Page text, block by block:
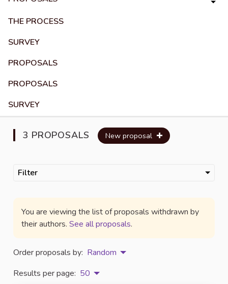
THE PROCESS
SURVEY
PROPOSALS
PROPOSALS
SURVEY
3 PROPOSALS New proposal
Filter
You are viewing the list of proposals withdrawn by
their authors. See all proposals.
Order proposals by: Random
Results per page: 50